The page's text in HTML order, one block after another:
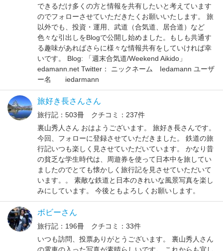
できるだけ多くの方と情報を共有したいと考えています
のでフォローさせていただきたくお願いいたします。 旅
以外でも、投資・運用、武道（合気道、居合道）など
色々な引出しをBlogで公開し始めました。もしも共通す
る趣味があればさらに様々な情報共有をしていければ幸
いです。 Blog: 「週末合気道/Weekend Aikido」
edamann.net Twitter： ニックネーム Iedamann ユーザ
ー名 iedarmann
旅好き長さんさん
旅行記：503冊 クチコミ：237件
裏山秀人さん おはようございます。 旅好き長さんです。
今回、フォローに登録させていただきました。 鉄道の旅
行記いつも楽しく見させていただいています。 かなり昔
の貧乏な学生時代は、周遊券を使って日本中を旅してい
ましたのでとても懐かしく旅行記を見させていただいて
います。。 素敵な鉄道と日本のきれいな風景写真を楽し
みにしています。 今後ともよろしくお願いします。
ボビーさん
旅行記：196冊 クチコミ：33件
いつも訪問、投票ありがとうございます。 裏山秀人さん